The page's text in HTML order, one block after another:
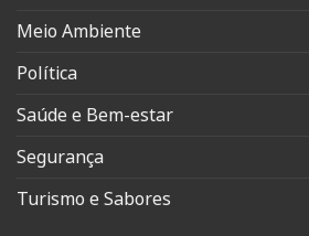
Meio Ambiente
Política
Saúde e Bem-estar
Segurança
Turismo e Sabores